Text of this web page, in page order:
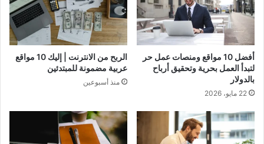
أفضل 10 مواقع ومنصات عمل حر
لتبدأ العمل بحرية وتحقيق أرباح
بالدولار
22 مايو، 2026
الربح من الانترنت | إليك 10 مواقع
عربية مضمونة للمبتدئين
منذ أسبوعين